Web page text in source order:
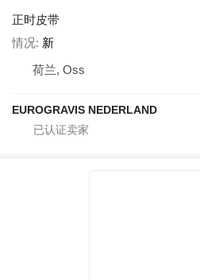
正时皮带
情况 新
荷兰, Oss
EUROGRAVIS NEDERLAND